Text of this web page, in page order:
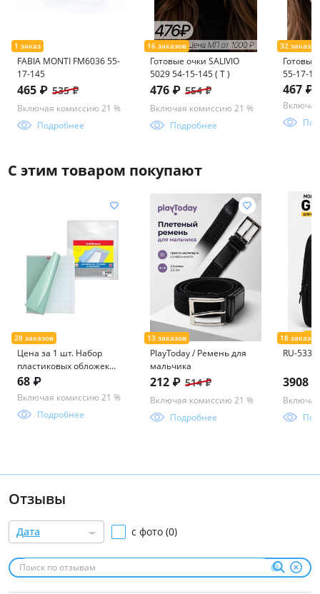
FABIA MONTI FM6036 55-
17-145
465 ₽ 535 ₽
Включая комиссию 21 %
Подробнее
Готовые очки SALIVIO
5029 54-15-145 ( Т )
476 ₽ 554 ₽
Включая комиссию 21 %
Подробнее
Готовые
55-17-
467 ₽
С этим товаром покупают
Цена за 1 шт. Набор
пластиковых обложек
ErichKrause Fizzy Clear,
для тетрадей и
дневников, 212х347мм,
50 мкм (пакет 10 шт.)
68 ₽
Включая комиссию 21 %
Подробнее
PlayToday / Ремень для
мальчика
212 ₽ 514 ₽
Включая комиссию 21 %
Подробнее
RU-533-
3908
Отзывы
Дата с фото (0)